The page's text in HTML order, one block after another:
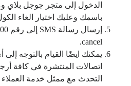
الدخول إلى متجر جوجل
باسمك وعليك اختيار الغاء
cancel.
يمكنك ايضًا القيام بالتوجه
اتصالات المنتشرة في كافة
التحدث مع ممثل خدمة